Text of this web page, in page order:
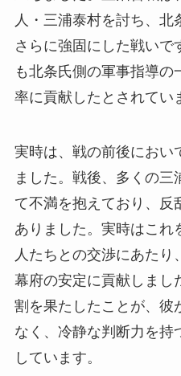
人・三浦泰村を討ち、北
さらに強固にした戦いで
も北条氏側の軍事指導
率に貢献したとされてい
実時は、戦の前後におい
ました。戦後、多くの三
て不満を抱えており、反
ありました。実時はこれ
人たちとの交渉にあた
幕府の安定に貢献しまし
割を果たしたことが、彼
なく、冷静な判断力を持
しています。